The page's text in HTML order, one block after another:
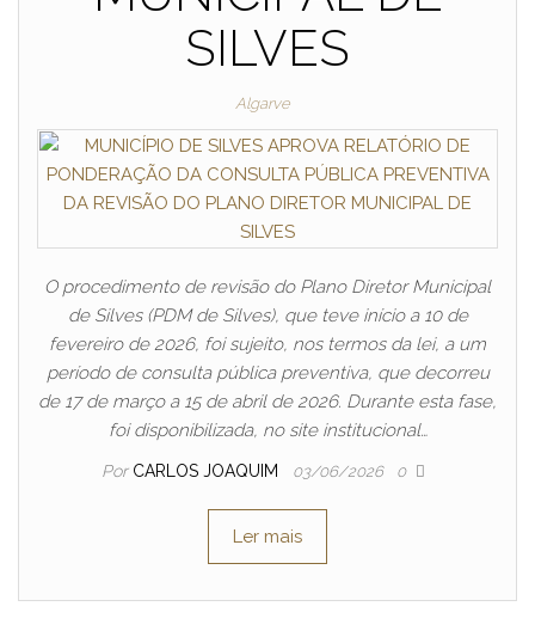
SILVES
Algarve
O procedimento de revisão do Plano Diretor Municipal
de Silves (PDM de Silves), que teve início a 10 de
fevereiro de 2026, foi sujeito, nos termos da lei, a um
período de consulta pública preventiva, que decorreu
de 17 de março a 15 de abril de 2026. Durante esta fase,
foi disponibilizada, no site institucional…
Por CARLOS JOAQUIM 03/06/2026 0
Ler mais